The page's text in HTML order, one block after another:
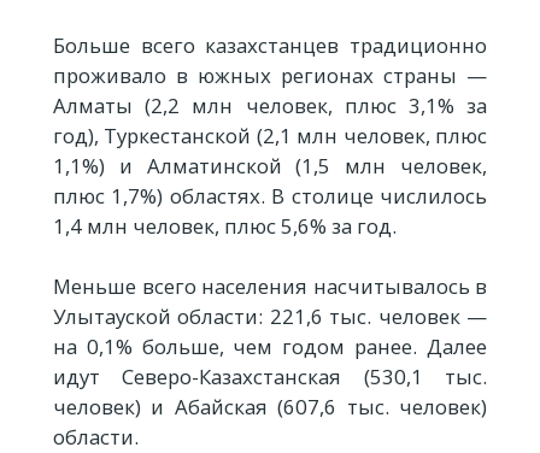
Больше всего казахстанцев традиционно
проживало в южных регионах страны —
Алматы (2,2 млн человек, плюс 3,1% за
год), Туркестанской (2,1 млн человек, плюс
1,1%) и Алматинской (1,5 млн человек,
плюс 1,7%) областях. В столице числилось
1,4 млн человек, плюс 5,6% за год.
Меньше всего населения насчитывалось в
Улытауской области: 221,6 тыс. человек —
на 0,1% больше, чем годом ранее. Далее
идут Северо-Казахстанская (530,1 тыс.
человек) и Абайская (607,6 тыс. человек)
области.